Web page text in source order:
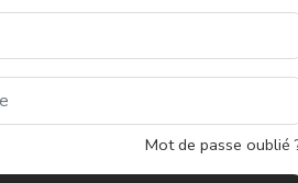
Mot de passe oublié